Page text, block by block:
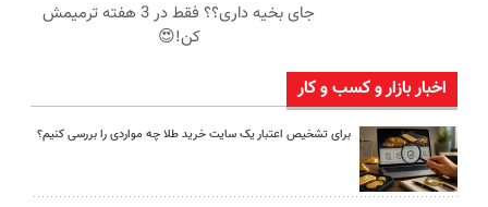
جای بخیه داری؟؟ فقط در 3 هفته ترمیمش
کن!😍
اخبار بازار و کسب و کار
برای تشخیص اعتبار یک سایت خرید طلا چه مواردی را بررسی کنیم؟